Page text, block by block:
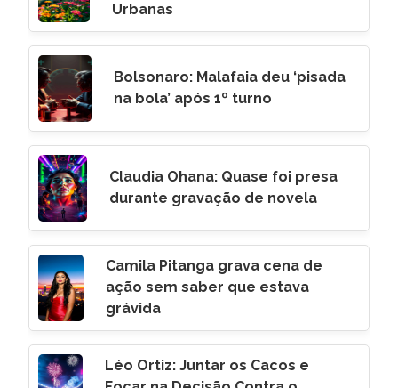
Urbanas
Bolsonaro: Malafaia deu ‘pisada
na bola’ após 1º turno
Claudia Ohana: Quase foi presa
durante gravação de novela
Camila Pitanga grava cena de
ação sem saber que estava
grávida
Léo Ortiz: Juntar os Cacos e